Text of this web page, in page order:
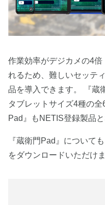
作業効率がデジカメの4
れるため、難しいセッテ
品を導入できます。 『蔵
タブレットサイズ4種の
Pad』もNETIS登録製品と
『蔵衛門Pad』について
をダウンロードいただけま